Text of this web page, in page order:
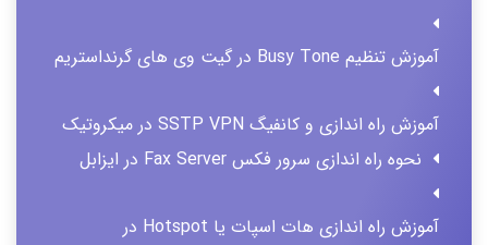
آموزش تنظیم Busy Tone در گیت وی های گرنداستریم
آموزش راه اندازی و کانفیگ SSTP VPN در میکروتیک
نحوه راه اندازی سرور فکس Fax Server در ایزابل
آموزش راه اندازی هات اسپات یا Hotspot در